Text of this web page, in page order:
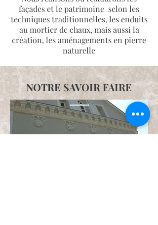
façades et le patrimoine selon les
techniques traditionnelles, les enduits
au mortier de chaux, mais aussi la
création, les aménagements en pierre
naturelle
NOTRE SAVOIR FAIRE